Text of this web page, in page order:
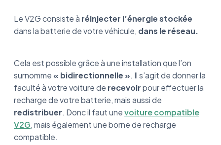
Le V2G consiste à réinjecter l’énergie stockée
dans la batterie de votre véhicule, dans le réseau.
Cela est possible grâce à une installation que l’on
surnomme « bidirectionnelle ». Il s’agit de donner la
faculté à votre voiture de recevoirpour effectuer la
recharge de votre batterie, mais aussi de
redistribuer. Donc il faut unevoiture compatible
V2G, mais également une borne de recharge
compatible.
Les modèles à venir